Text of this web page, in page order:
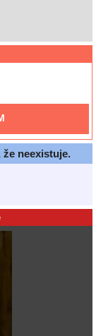
neexistuje.